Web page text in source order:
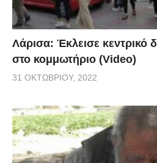
Λάρισα: Έκλεισε κεντρικό
στο κομμωτήριο (Video)
31 ΟΚΤΩΒΡΊΟΥ, 2022